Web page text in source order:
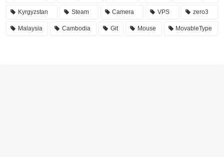
Kyrgyzstan Steam Camera VPS zero3
Malaysia Cambodia Git Mouse MovableType